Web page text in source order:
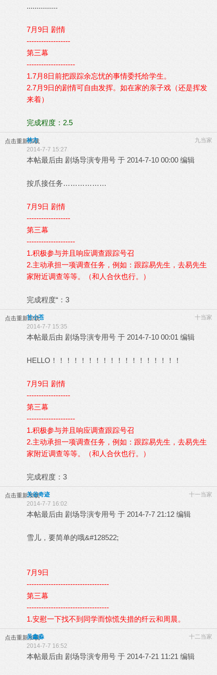
................
7月9日 剧情
------------------
第三幕
--------------------
1.7月8日前把跟踪余忘忧的事情委托给学生。
2.7月9日的剧情可自由发挥。如在家的亲子戏（还是挥发
来着）
完成程度：2.5
点击重新加载 九当家
林方
2014-7-7 15:27
本帖最后由 剧场导演专用号 于 2014-7-10 00:00 编辑
按爪接任务………………
7月9日 剧情
------------------
第三幕
--------------------
1.积极参与并且响应调查跟踪号召
2.主动承担一项调查任务，例如：跟踪易先生，去易先生
家附近调查等等。（和人合伙也行。）
完成程度“：3
点击重新加载 十当家
甘小苍
2014-7-7 15:35
本帖最后由 剧场导演专用号 于 2014-7-10 00:01 编辑
HELLO！！！！！！！！！！！！！！！！！！
7月9日 剧情
------------------
第三幕
--------------------
1.积极参与并且响应调查跟踪号召
2.主动承担一项调查任务，例如：跟踪易先生，去易先生
家附近调查等等。（和人合伙也行。）
完成程度：3
点击重新加载 十一当家
关谷奇迹
2014-7-7 16:02
本帖最后由 剧场导演专用号 于 2014-7-7 21:12 编辑
雪儿，要简单的哦&#128522;
7月9日
----------------------------------
第三幕
----------------------------------
1.安慰一下找不到同学而惊慌失措的纤云和周晨。
点击重新加载 十二当家
吴鑫淼
2014-7-7 16:52
本帖最后由 剧场导演专用号 于 2014-7-21 11:21 编辑